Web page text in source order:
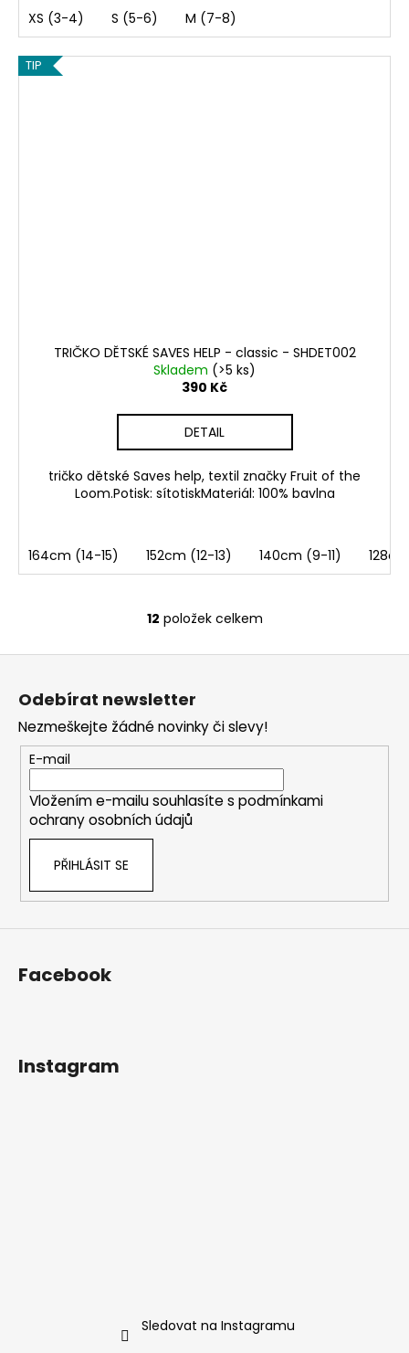
XS (3-4) S (5-6) M (7-8)
TIP
TRIČKO DĚTSKÉ SAVES HELP - classic - SHDET002
Skladem (>5 ks)
390 Kč
DETAIL
tričko dětské Saves help, textil značky Fruit of the
Loom.Potisk: sítotiskMateriál: 100% bavlna
164cm (14-15) 152cm (12-13) 140cm (9-11)
O
v
a
c
í
p
r
ý
p
12 položek celkem
Z
Odebírat newsletter
Nezmeškejte žádné novinky či slevy!
E-mail
Vložením e-mailu souhlasíte s podmínkami
ochrany osobních údajů
PŘIHLÁSIT SE
Facebook
Instagram
Sledovat na Instagramu